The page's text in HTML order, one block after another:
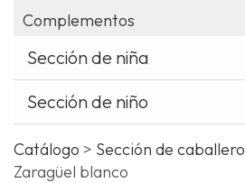
Complementos
Sección de niña
Sección de niño
Catálogo > Sección de caballero
Zaragüel blanco